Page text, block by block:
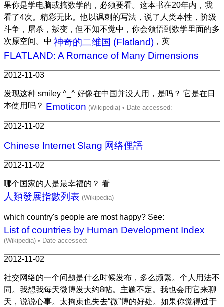
果你是学电脑或搞数学的，必须要看。这本书在20年内，我
看了4次。精彩无比。他以讽刺的写法，说了人类本性，阶级
斗争，屠杀，叛变，但不知不觉中，你会领悟到数学里面的多
次原空间。中 神奇的二维国 (Flatland) ，英
FLATLAND: A Romance of Many Dimensions
2012-11-03
发现这种 smiley ^_^ 好像在中国并没人用，是吗？ 它是在日
本使用吗？ Emoticon
2012-11-02
Chinese Internet Slang 网络俚語
2012-11-02
哪个国家的人是最幸福的？ 看
人類發展指數列表
which country's people are most happy? See:
List of countries by Human Development Index
2012-11-02
社交网络的一个问题是什么时候发布，多么频繁。个人用法不
同。我想我每天微博发大约8帖。主题不定。我也会用它来聊
天，说说心事。太拘束也失去“微”博的好处。如果你觉得过于